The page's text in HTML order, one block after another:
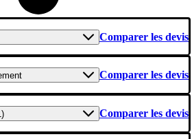
Comparer les devis
Comparer les devis
Comparer les devis